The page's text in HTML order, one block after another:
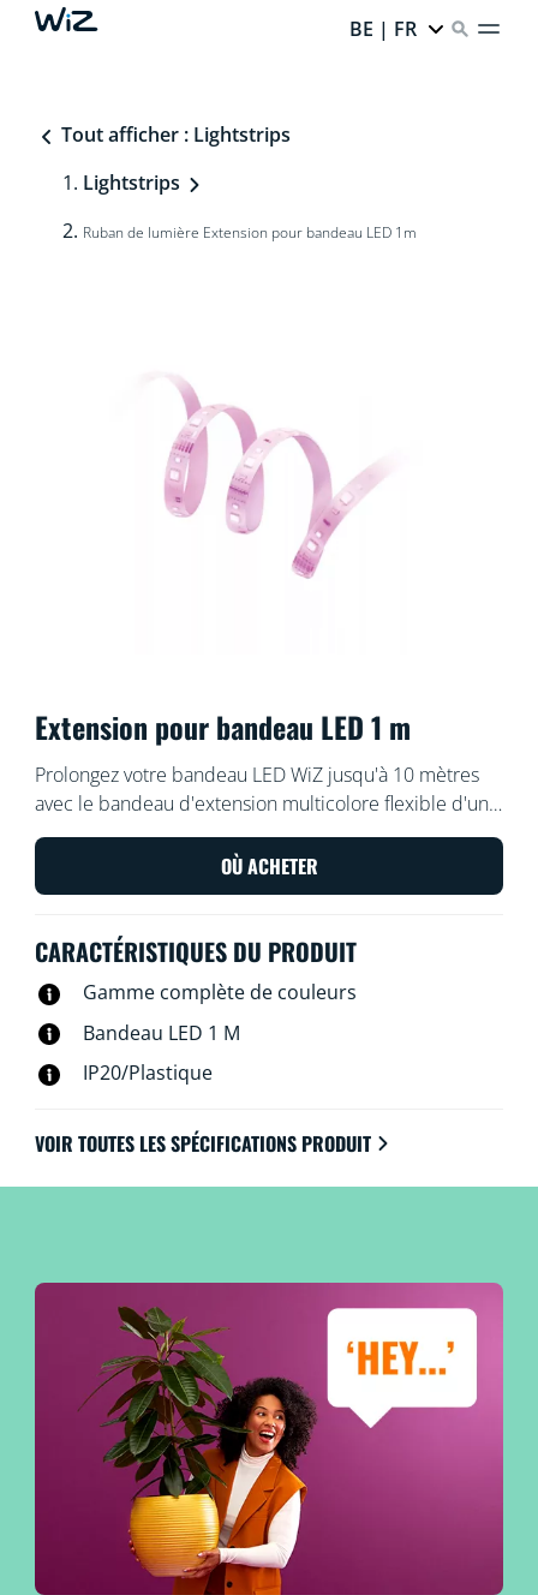
BE | FR
Tout afficher : Lightstrips
Lightstrips
Ruban de lumière Extension pour bandeau LED 1m
Extension pour bandeau LED 1 m
Prolongez votre bandeau LED WiZ jusqu'à 10 mètres
avec le bandeau d'extension multicolore flexible d'un
mètre, qui vous permet d'apporter encore plus de
couleur à votre intérieur.OÙ ACHETER
CARACTÉRISTIQUES DU PRODUIT
Gamme complète de couleurs
Bandeau LED 1 M
IP20/Plastique
VOIR TOUTES LES SPÉCIFICATIONS PRODUIT